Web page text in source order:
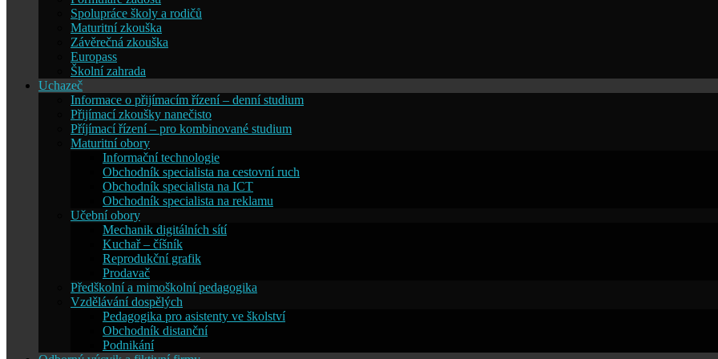
Spolupráce školy a rodičů
Maturitní zkouška
Závěrečná zkouška
Europass
Školní zahrada
Uchazeč
Informace o přijímacím řízení – denní studium
Přijímací zkoušky nanečisto
Příjímací řízení – pro kombinované studium
Maturitní obory
Informační technologie
Obchodník specialista na cestovní ruch
Obchodník specialista na ICT
Obchodník specialista na reklamu
Učební obory
Mechanik digitálních sítí
Kuchař – číšník
Reprodukční grafik
Prodavač
Předškolní a mimoškolní pedagogika
Vzdělávání dospělých
Pedagogika pro asistenty ve školství
Obchodník distanční
Podnikání